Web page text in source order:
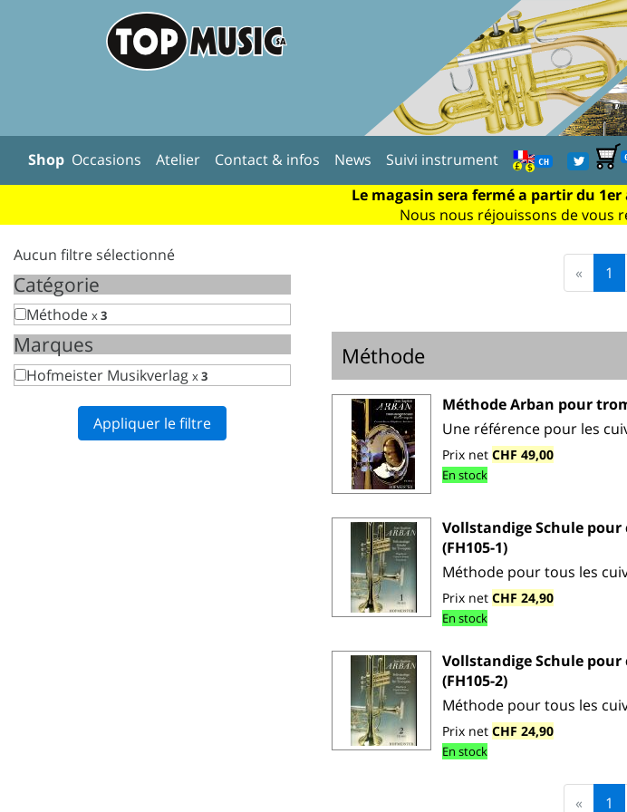
Shop Occasions Atelier Contact & infos News Suivi instrument CH
Le magasin sera fermé a partir du
Nous nous réjouissons de vous
Aucun filtre sélectionné
Catégorie
Méthode x3
Marques
Hofmeister Musikverlag x3
Appliquer le filtre
« 1
Méthode
Méthode Arban pour
Une référence pour les
Prix net CHF 49,00
En stock
Vollstandige Schule
(FH105-1)
Méthode pour tous les
Prix net CHF 24,90
En stock
Vollstandige Schule
(FH105-2)
Méthode pour tous les
Prix net CHF 24,90
En stock
« 1